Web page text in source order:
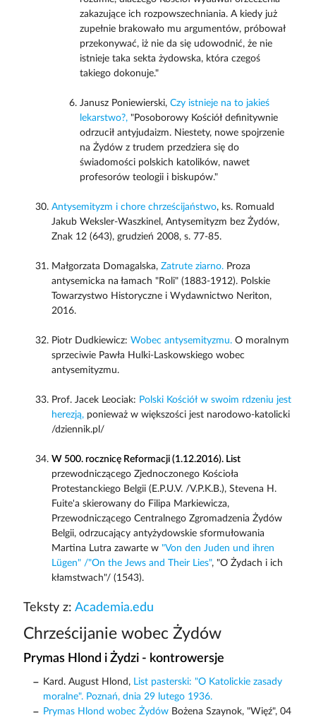
zakazujące ich rozpowszechniania. A kiedy już
zupełnie brakowało mu argumentów, próbował
przekonywać, iż nie da się udowodnić, że nie
istnieje taka sekta żydowska, która czegoś
takiego dokonuje."
Janusz Poniewierski, Czy istnieje na to jakieś
lekarstwo?, "Posoborowy Kościół definitywnie
odrzucił antyjudaizm. Niestety, nowe spojrzenie
na Żydów z trudem przedziera się do
świadomości polskich katolików, nawet
profesorów teologii i biskupów."
Antysemityzm i chore chrześcijaństwo, ks. Romuald
Jakub Weksler-Waszkinel, Antysemityzm bez Żydów,
Znak 12 (643), grudzień 2008, s. 77-85.
Małgorzata Domagalska, Zatrute ziarno.Proza
antysemicka na łamach "Roli" (1883-1912). Polskie
Towarzystwo Historyczne i Wydawnictwo Neriton,
2016.
Piotr Dudkiewicz: Wobec antysemityzmu.O moralnym
sprzeciwie Pawła Hulki-Laskowskiego wobec
antysemityzmu.
Prof. Jacek Leociak: Polski Kościół w swoim rdzeniu jest
herezją, ponieważ w większości jest narodowo-katolicki
/dziennik.pl/
W 500. rocznicę Reformacji (1.12.2016). List
przewodniczącego Zjednoczonego Kościoła
Protestanckiego Belgii (E.P.U.V. /V.P.K.B.), Stevena H.
Fuite'a skierowany do Filipa Markiewicza,
Przewodniczącego Centralnego Zgromadzenia Żydów
Belgii, odrzucający antyżydowskie sformułowania
Martina Lutra zawarte w "Von den Juden und ihren
Lügen" /"On the Jews and Their Lies", "O Żydach i ich
kłamstwach"/ (1543).
Teksty z: Academia.edu
Chrześcijanie wobec Żydów
Prymas Hlond i Żydzi - kontrowersje
Kard. August Hlond, List pasterski: "O Katolickie zasady
moralne". Poznań, dnia 29 lutego 1936.
Prymas Hlond wobec ŻydówBożena Szaynok, "Więź", 04